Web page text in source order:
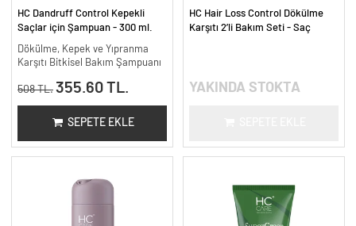
HC Dandruff Control Kepekli
Saçlar için Şampuan - 300 ml.
Dökülme, Kepek ve Yıpranma
Karşıtı Bitkisel Bakım Şampuanı
508 TL. 355.60 TL.
SEPETE EKLE
HC Hair Loss Control Dökülme
Karşıtı 2’li Bakım Seti - Saç
YAKINDA STOKTA